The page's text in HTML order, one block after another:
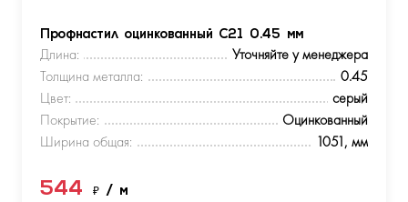
Профнастил оцинкованный С21 0.45 мм
Длина:
Уточняйте у менеджера
Толщина металла:
0.45
Цвет:
серый
Покрытие:
Оцинкованный
Ширина общая:
1051, мм
544 ₽ / м